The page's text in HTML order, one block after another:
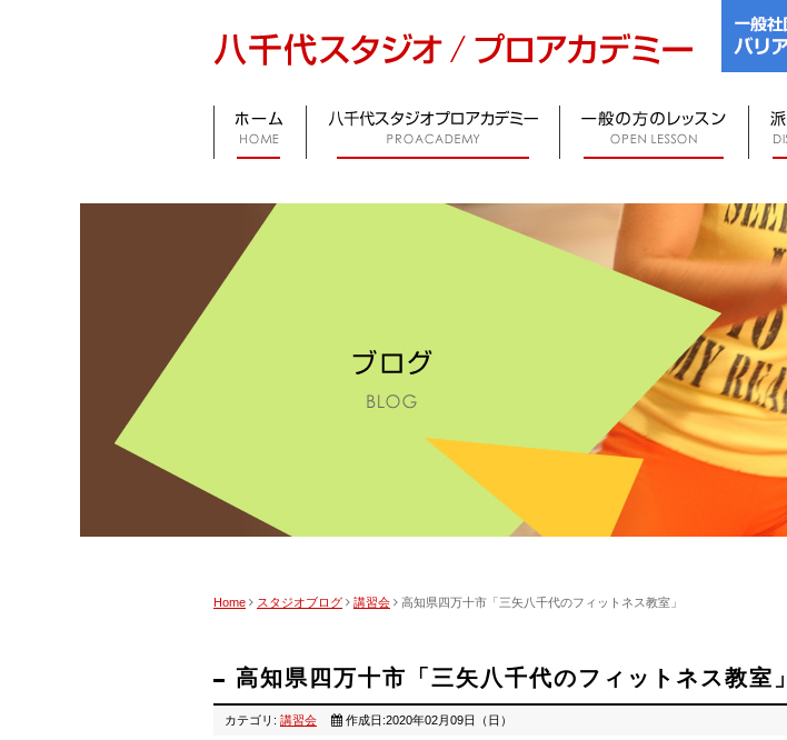
Home スタジオブログ 講習会 高知県四万十市「三矢八千代のフィットネス教室」
高知県四万十市「三矢八千代のフィットネス教室」
カテゴリ: 講習会 作成日:2020年02月09日（日）